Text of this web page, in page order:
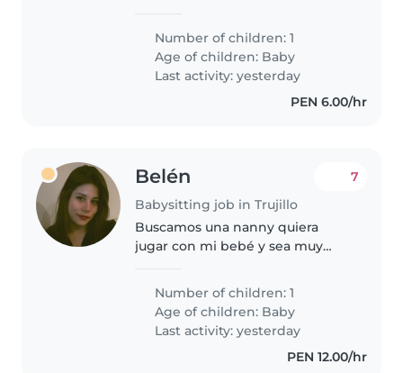
meses y Yo. Somos padres
jóvenes, trabajamos y
necesitamos alguien que nos
ayude con el cuidado..
Number of children: 1
Age of children: Baby
Last activity: yesterday
PEN 6.00/hr
Belén
Babysitting job in Trujillo
7
Buscamos una nanny quiera
jugar con mi bebé y sea muy
mascotas, pueda cocinar
comidas sencillas y ayude con
tareas ligeras...
Number of children: 1
Age of children: Baby
Last activity: yesterday
PEN 12.00/hr